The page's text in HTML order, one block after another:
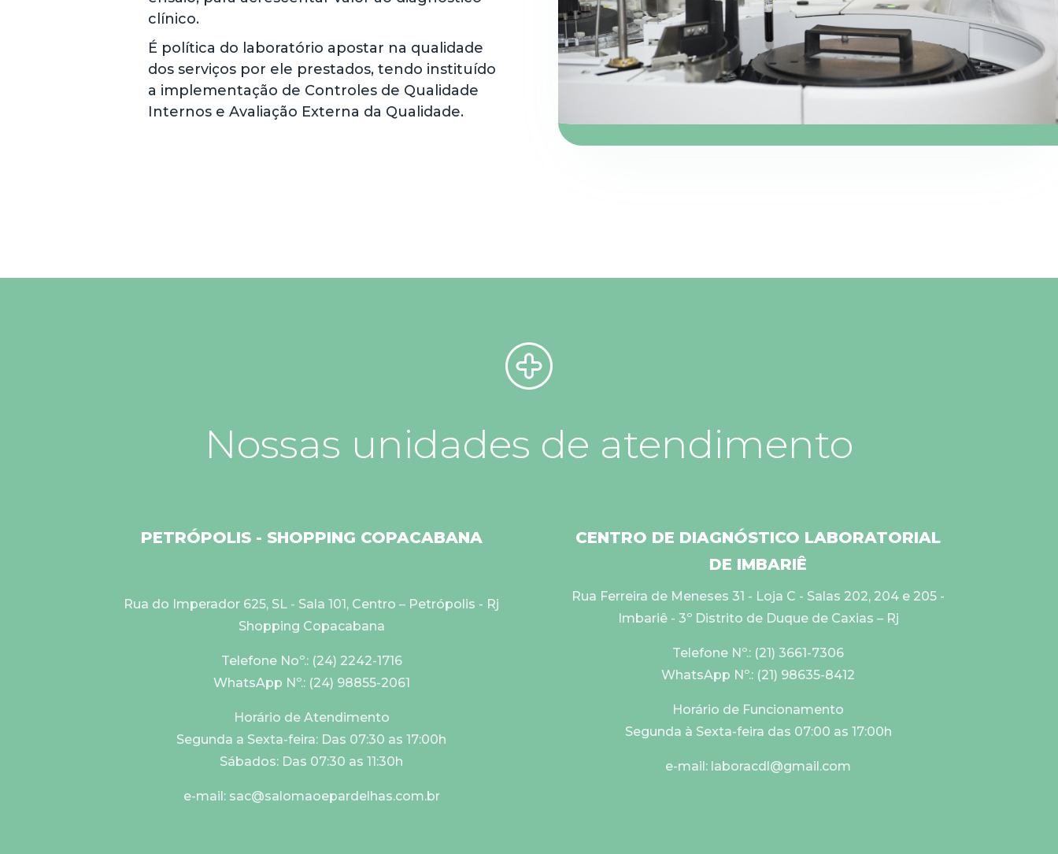
clínico.
É política do laboratório apostar na qualidade
dos serviços por ele prestados, tendo instituído
a implementação de Controles de Qualidade
Internos e Avaliação Externa da Qualidade.
Nossas unidades de atendimento
PETRÓPOLIS - SHOPPING COPACABANA
Rua do Imperador 625, SL - Sala 101, Centro – Petrópolis - Rj
Shopping Copacabana
Telefone Noº.: (24) 2242-1716
WhatsApp Nº.: (24) 98855-2061
Horário de Atendimento
Segunda a Sexta-feira: Das 07:30 as 17:00h
Sábados: Das 07:30 as 11:30h
e-mail: sac@salomaoepardelhas.com.br
CENTRO DE DIAGNÓSTICO LABORATORIAL
DE IMBARIÊ
Rua Ferreira de Meneses 31 - Loja C - Salas 202, 204 e 205 -
Imbariê - 3º Distrito de Duque de Caxias – Rj
Telefone Nº.: (21) 3661-7306
WhatsApp Nº.: (21) 98635-8412
Horário de Funcionamento
Segunda à Sexta-feira das 07:00 as 17:00h
e-mail: laboracdl@gmail.com